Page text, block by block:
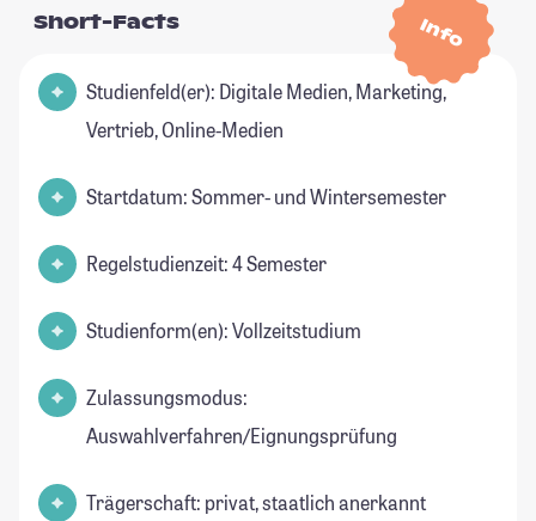
Info
Short-Facts
Studienfeld(er): Digitale Medien, Marketing,
Vertrieb, Online-Medien
Startdatum: Sommer- und Wintersemester
Regelstudienzeit: 4 Semester
Studienform(en): Vollzeitstudium
Zulassungsmodus:
Auswahlverfahren/Eignungsprüfung
Trägerschaft: privat, staatlich anerkannt